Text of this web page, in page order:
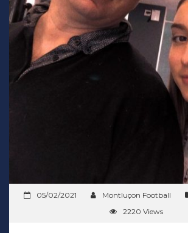
05/02/2021 Montluçon Football
2220 Views